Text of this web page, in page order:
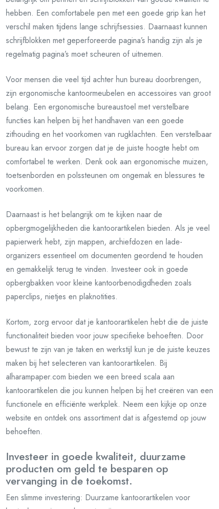
hebben. Een comfortabele pen met een goede grip kan het
verschil maken tijdens lange schrijfsessies. Daarnaast kunnen
schrijfblokken met geperforeerde pagina’s handig zijn als je
regelmatig pagina’s moet scheuren of uitnemen.
Voor mensen die veel tijd achter hun bureau doorbrengen,
zijn ergonomische kantoormeubelen en accessoires van groot
belang. Een ergonomische bureaustoel met verstelbare
functies kan helpen bij het handhaven van een goede
zithouding en het voorkomen van rugklachten. Een verstelbaar
bureau kan ervoor zorgen dat je de juiste hoogte hebt om
comfortabel te werken. Denk ook aan ergonomische muizen,
toetsenborden en polssteunen om ongemak en blessures te
voorkomen.
Daarnaast is het belangrijk om te kijken naar de
opbergmogelijkheden die kantoorartikelen bieden. Als je veel
papierwerk hebt, zijn mappen, archiefdozen en lade-
organizers essentieel om documenten geordend te houden
en gemakkelijk terug te vinden. Investeer ook in goede
opbergbakken voor kleine kantoorbenodigdheden zoals
paperclips, nietjes en plaknotities.
Kortom, zorg ervoor dat je kantoorartikelen hebt die de juiste
functionaliteit bieden voor jouw specifieke behoeften. Door
bewust te zijn van je taken en werkstijl kun je de juiste keuzes
maken bij het selecteren van kantoorartikelen. Bij
alharampaper.com bieden we een breed scala aan
kantoorartikelen die jou kunnen helpen bij het creëren van een
functionele en efficiënte werkplek. Neem een kijkje op onze
website en ontdek ons assortiment dat is afgestemd op jouw
behoeften.
Investeer in goede kwaliteit, duurzame
producten om geld te besparen op
vervanging in de toekomst.
Een slimme investering: Duurzame kantoorartikelen voor